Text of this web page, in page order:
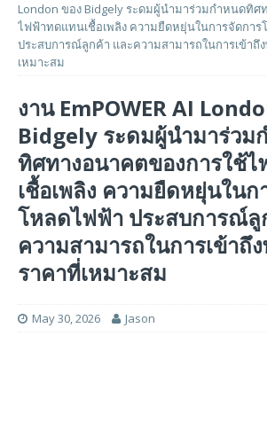
London ของ Bidgely ระดมผู้นำมาร่วมกำหนดทิศ
ไฟฟ้าทดแทนเชื้อเพลิง ความยืดหยุ่นในการจัดการ
ประสบการณ์ลูกค้า และความสามารถในการเข้าถึ
เหมาะสม
งาน EmPOWER AI
Bidgely ระดมผู้นำมาร่วม
ทิศทางอนาคตของการใช้
เชื้อเพลิง ความยืดหยุ่นในก
โหลดไฟฟ้า ประสบการณ์ลู
ความสามารถในการเข้าถึ
ราคาที่เหมาะสม
May 30, 2026 Jason